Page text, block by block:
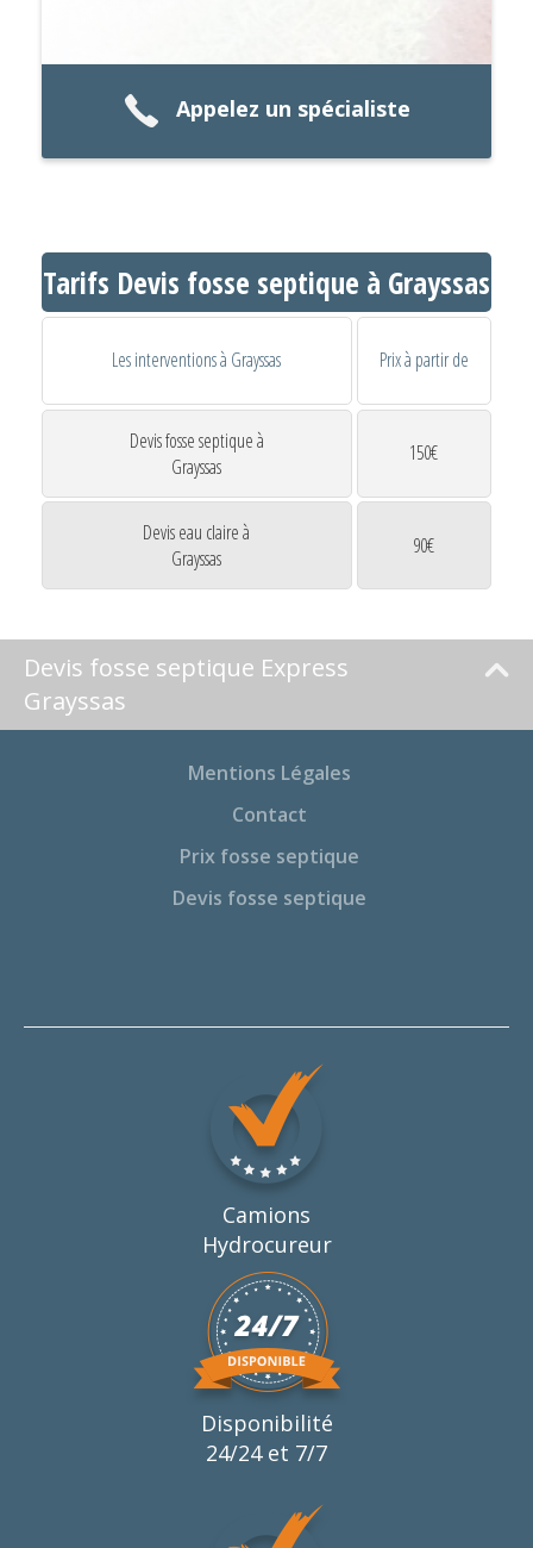
Appelez un spécialiste
Tarifs Devis fosse septique à Grayssas
Les interventions à Grayssas Prix à partir de
Devis fosse septique à
Grayssas
150€
Devis eau claire à
Grayssas
90€
Devis fosse septique Express
Grayssas
Mentions Légales
Contact
Prix fosse septique
Devis fosse septique
Camions
Hydrocureur
Disponibilité
24/24 et 7/7